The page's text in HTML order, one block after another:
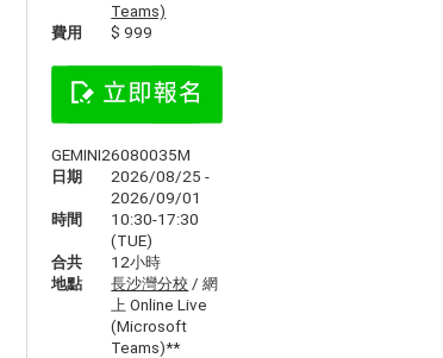
Teams)
費用
$ 999
GEMINI26080035M
日期
2026/08/25 -
2026/09/01
時間
10:30-17:30
(TUE)
合共
12小時
地點
長沙灣分校 / 網
上 Online Live
(Microsoft
Teams)**